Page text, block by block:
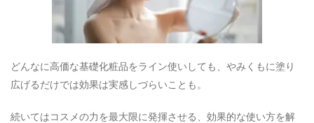
どんなに高価な基礎化粧品をライン使いしても、やみくもに塗り
広げるだけでは効果は実感しづらいことも。
続いてはコスメの力を最大限に発揮させる、効果的な使い方を解